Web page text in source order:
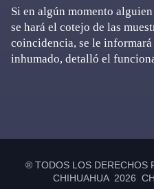
Si en algún momento
se hará el cotejo de las
coincidencia, se le
inhumado, detalló el
® TODOS LOS DERECHOS
CHIHUAHUA 2026